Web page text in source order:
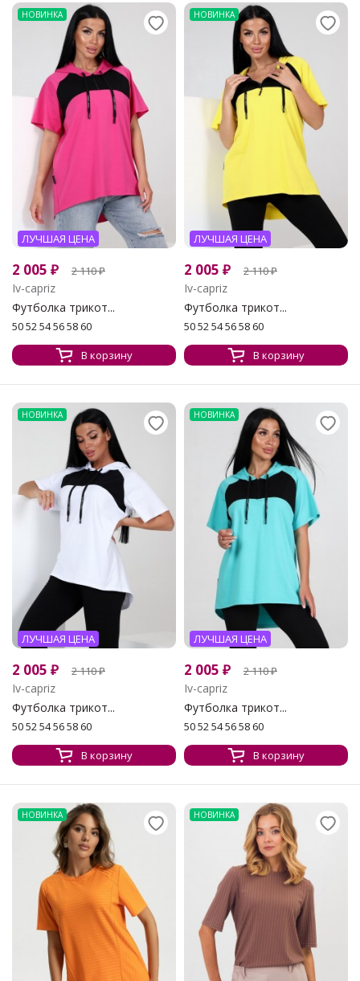
НОВИНКА
ЛУЧШАЯ ЦЕНА
2 005 ₽ 2 110₽
Iv-capriz
Футболка трикот...
50 52 54 56 58 60
В корзину
НОВИНКА
ЛУЧШАЯ ЦЕНА
2 005 ₽ 2 110₽
Iv-capriz
Футболка трикот...
50 52 54 56 58 60
В корзину
НОВИНКА
ЛУЧШАЯ ЦЕНА
2 005 ₽ 2 110₽
Iv-capriz
Футболка трикот...
50 52 54 56 58 60
В корзину
НОВИНКА
ЛУЧШАЯ ЦЕНА
2 005 ₽ 2 110₽
Iv-capriz
Футболка трикот...
50 52 54 56 58 60
В корзину
НОВИНКА НОВИНКА